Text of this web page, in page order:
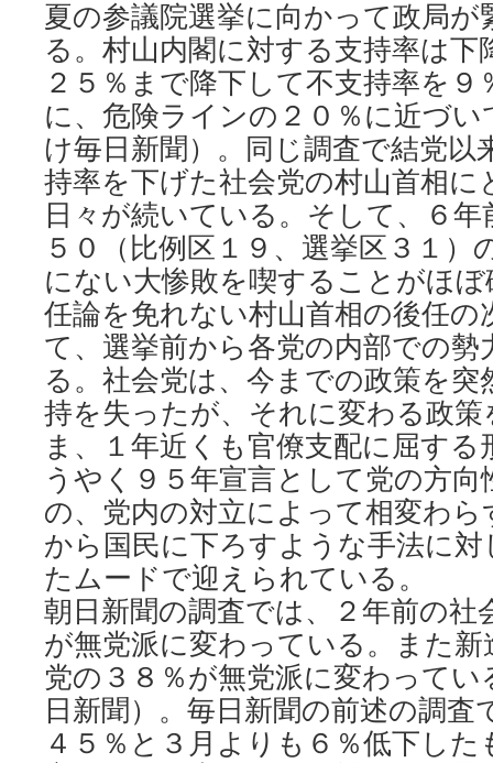
夏の参議院選挙に向かって政局が
る。村山内閣に対する支持率は下
２５％まで降下して不支持率を
に、危険ラインの２０％に近づ
け毎日新聞）。同じ調査で結党以
持率を下げた社会党の村山首相に
日々が続いている。そして、６
５０（比例区１９、選挙区３１）
にない大惨敗を喫することがほ
任論を免れない村山首相の後任の
て、選挙前から各党の内部での勢
る。社会党は、今までの政策を突
持を失ったが、それに変わる政
ま、１年近くも官僚支配に屈す
うやく９５年宣言として党の方
の、党内の対立によって相変わら
から国民に下ろすような手法に
たムードで迎えられている。
朝日新聞の調査では、２年前の社
が無党派に変わっている。また新
党の３８％が無党派に変わってい
日新聞）。毎日新聞の前述の調査
４５％と３月よりも６％低下し